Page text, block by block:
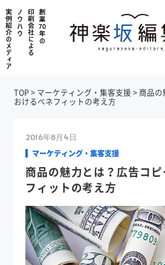
TOP> マーケティング・集客支援 > 商品
おけるベネフィットの考え方
2016年8月4日
マーケティング・集客支援
商品の魅力とは？広告コ
フィットの考え方